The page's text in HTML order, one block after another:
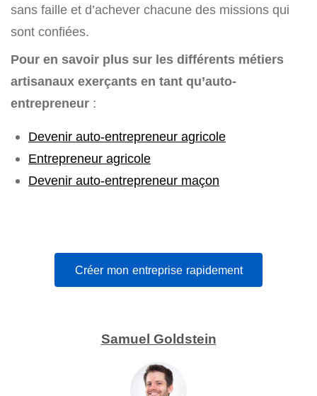
sans faille et d’achever chacune des missions qui
sont confiées.
Pour en savoir plus sur les différents métiers
artisanaux exerçants en tant qu’auto-
entrepreneur :
Devenir auto-entrepreneur agricole
Entrepreneur agricole
Devenir auto-entrepreneur maçon
Créer mon entreprise rapidement
Samuel Goldstein